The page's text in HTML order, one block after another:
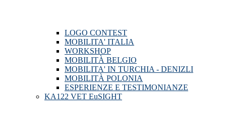
LOGO CONTEST
MOBILITA' ITALIA
WORKSHOP
MOBILITÀ BELGIO
MOBILITA' IN TURCHIA - DENIZLI
MOBILITÀ POLONIA
ESPERIENZE E TESTIMONIANZE
KA122 VET EuSIGHT